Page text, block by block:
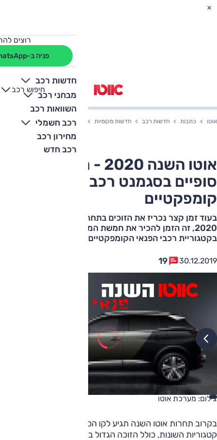
רוצים
פניה ב-WhatsApp
חדשות רכב
מבחני רכב
השוואות רכב
רכב חשמלי
מחירון רכב
רכב חדש
חיפוש רכב
+
-
אוטו כתבות חדשות רכב חדשות מקומיות אוטו השנה 2020 - מועמדים סופיים בסגמנט רכבי פנאי קומפקטיים
אוטו השנה 2020 - מועמדים
סופיים בסגמנט רכבי פנאי
קומפקטיים
בעוד זמן קצר נכריז את הזוכים בתחרות אוטו השנה לשנת
2020, זה הזמן להכיר את חמשת המתמודדים שהגיעו לגמר
בקטגוריית רכבי הפנאי הקומפקטיים
30.12.2019
19
צילום: מערכת אוטו
בקרוב תחרות אוטו השנה תגיע לקו הסיום ונכריז על הזוכים